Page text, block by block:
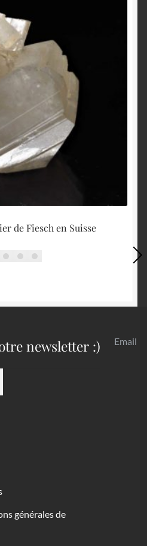
de Fiesch en Suisse
newsletter :) Email
générales de